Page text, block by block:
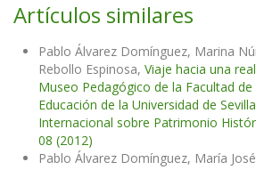
Artículos similares
Pablo Álvarez Domínguez, Marina
Rebollo Espinosa, Viaje hacia una
Museo Pedagógico de la Facultad de
Educación de la Universidad de Sevilla
Internacional sobre Patrimonio
08 (2012)
Pablo Álvarez Domínguez, María